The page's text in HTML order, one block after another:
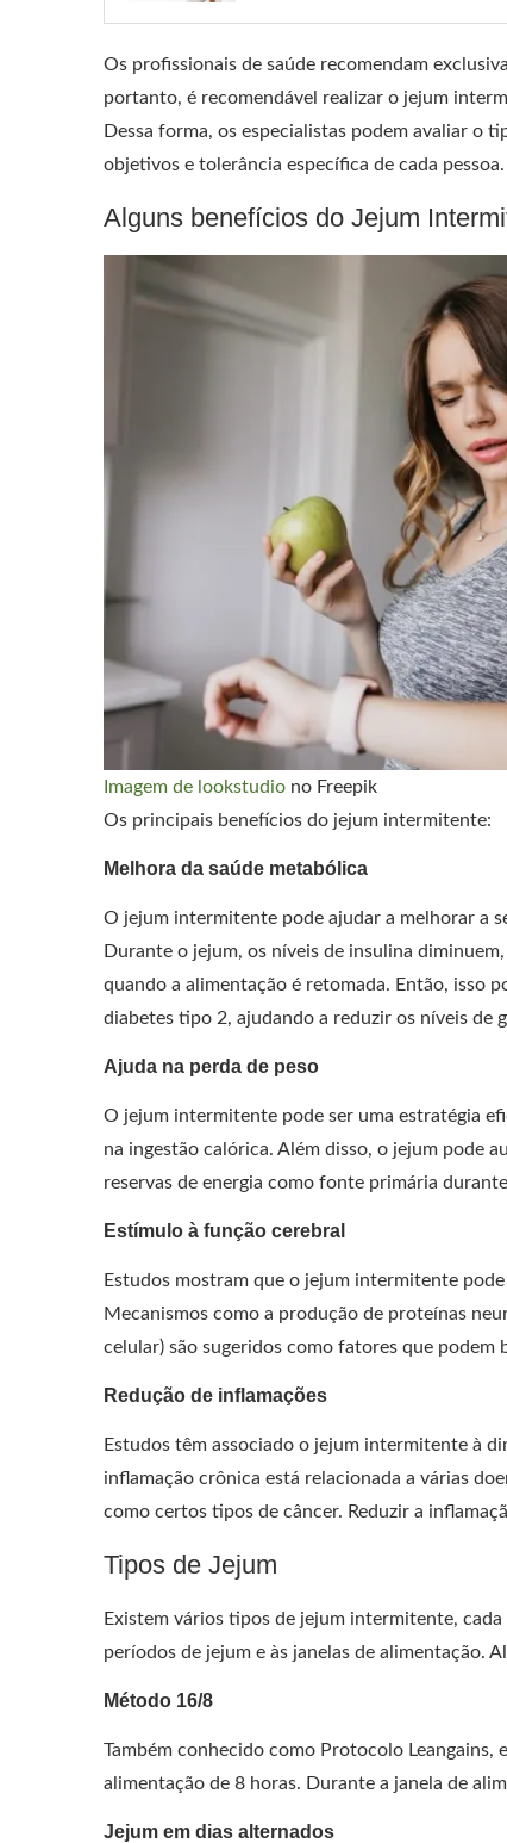
Os profissionais de saúde recomendam
portanto, é recomendável realizar o jejum
Dessa forma, os especialistas podem avaliar o
objetivos e tolerância específica de cada pessoa.
Alguns benefícios do Jejum
Imagem de lookstudio no Freepik
Os principais benefícios do jejum intermitente:
Melhora da saúde metabólica
O jejum intermitente pode ajudar a melhorar a
Durante o jejum, os níveis de insulina
quando a alimentação é retomada. Então, isso
diabetes tipo 2, ajudando a reduzir os níveis de
Ajuda na perda de peso
O jejum intermitente pode ser uma estratégia
na ingestão calórica. Além disso, o jejum pode
reservas de energia como fonte primária
Estímulo à função cerebral
Estudos mostram que o jejum intermitente
Mecanismos como a produção de proteínas
celular) são sugeridos como fatores que podem
Redução de inflamações
Estudos têm associado o jejum intermitente à
inflamação crônica está relacionada a várias
como certos tipos de câncer. Reduzir a
Tipos de Jejum
Existem vários tipos de jejum intermitente,
períodos de jejum e às janelas de alimentação.
Método 16/8
Também conhecido como Protocolo Leangains,
alimentação de 8 horas. Durante a janela de
Jejum em dias alternados